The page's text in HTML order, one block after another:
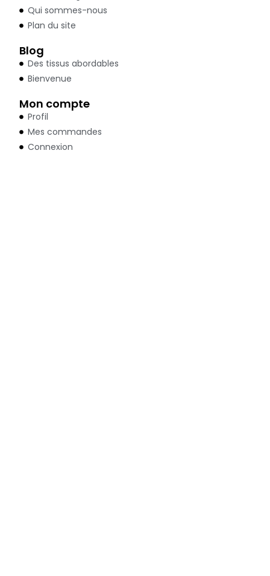
Qui sommes-nous
Plan du site
Blog
Des tissus abordables
Bienvenue
Mon compte
Profil
Mes commandes
Connexion